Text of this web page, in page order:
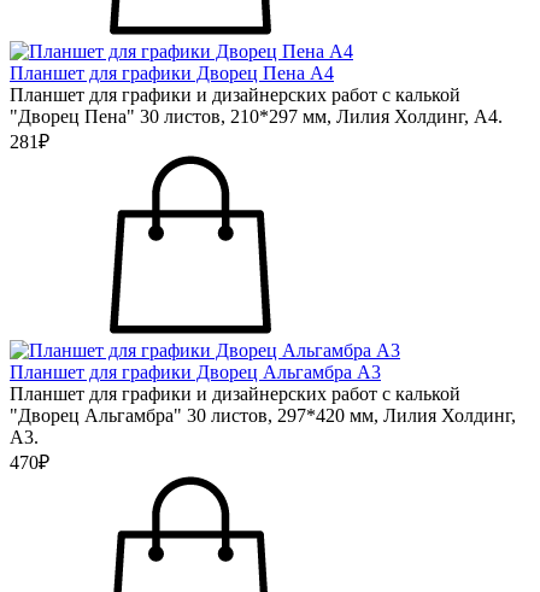
Планшет для графики Дворец Пена А4
Планшет для графики и дизайнерских работ с калькой
"Дворец Пена" 30 листов, 210*297 мм, Лилия Холдинг, А4.
281₽
Планшет для графики Дворец Альгамбра А3
Планшет для графики и дизайнерских работ с калькой
"Дворец Альгамбра" 30 листов, 297*420 мм, Лилия Холдинг,
А3.
470₽